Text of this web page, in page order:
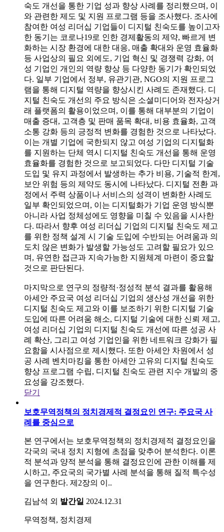
숙도 개선을 통한 기업 성과 향상 사례를 정리했으며, 이
와 관련한 제도 및 지원 프로그램 등을 조사했다. 조사에
참여한 여성 리더십 기업들이 디지털 친숙도를 높이고자
한 동기는 코로나19로 인한 경제활동의 제약, 빠르게 변
화하는 시장 환경에 대한 대응, 매출 확대와 운영 효율화
등 사업상의 필요 외에도, 기업 혁신 및 경쟁력 강화, 여
성 기업인 개인의 역량 향상 등 다양한 동기가 확인되었
다. 일부 기업에서 정부, 유관기관, NGO의 지원 프로그
램을 통해 디지털 역량을 향상시킨 사례도 존재했다. 디
지털 친숙도 개선의 주요 방식은 소셜미디어와 전자상거
래 플랫폼의 활용이었으며, 이를 통해 대부분의 기업이
매출 증대, 고객층 및 판매 품목 확대, 비용 효율화, 고객
소통 강화 등의 긍정적 변화를 경험한 것으로 나타났다.
이는 개별 기업에 국한되지 않고 여성 기업의 디지털화
를 지원하는 단체 역시 디지털 친숙도 개선을 통해 운영
효율화를 경험한 것으로 보고되었다. 다만 디지털 기술
도입 및 유지 과정에서 발생하는 추가 비용, 기술적 한계,
보안 위험 등의 제약도 동시에 나타났다. 디지털 전환 과
정에서 주력 상품이나 서비스의 성격이 변화한 사례도
일부 확인되었으며, 이는 디지털화가 기업 운영 방식뿐
아니라 사업 정체성에도 영향을 미칠 수 있음을 시사한
다. 따라서 향후 여성 리더십 기업의 디지털 친숙도 제고
를 위한 정책 설계 시 기술 도입에 수반되는 어려움과 의
도치 않은 변화가 발생할 가능성도 고려할 필요가 있으
며, 유연한 접근과 지속가능한 지원체계 마련이 중요할
것으로 판단된다.
마지막으로 연구의 정량적·정성적 분석 결과를 활용해
아세안 주요국 여성 리더십 기업의 생산성 개선을 위한
디지털 친숙도 제고와 이를 보조하기 위한 디지털 기술
도입에 따른 어려움 해소, 디지털 기술에 대한 신뢰 제고,
여성 리더십 기업의 디지털 친숙도 개선에 따른 성공 사
례 확산, 그리고 여성 기업인을 위한 네트워크 강화가 필
요함을 시사점으로 제시했다. 또한 아세안 차원에서 성
공 사례 벤치마킹을 통한 아세안 고유의 디지털 친숙도
향상 프로그램 수립, 디지털 친숙도 관련 지수 개발의 중
요성을 강조했다.
닫기
보호무역정책의 정치경제적 결정요인 연구: 주요국 사
례를 중심으로
본 연구에서는 보호무역정책의 정치경제적 결정요인을
각국의 국내 정치 지형에 초점을 맞추어 분석한다. 이론
적 분석과 양적 분석을 통해 결정요인에 관한 이해를 제
시하고, 주요국의 국가별 사례 분석을 통해 질적 특수성
을 연구한다. 제2장의 이..
김남석 외 발간일 2024.12.31
무역정책, 정치경제